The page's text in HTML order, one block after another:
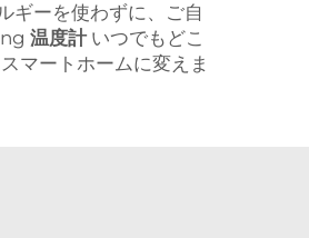
ギーを使わずに、ご自
温度計 いつでもどこ
マートホームに変えま